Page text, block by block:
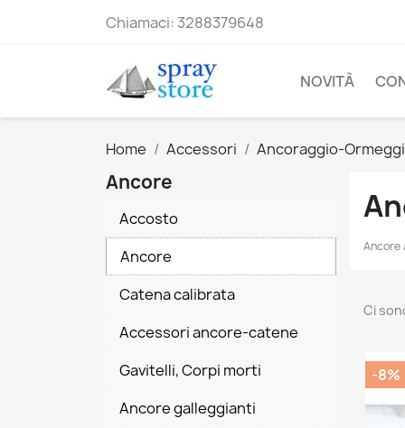
Chiamaci: 3288379648
NOVITÀ
Home Accessori Ancoraggio-
Ancore
Accosto
Ancore
Catena calibrata
Accessori ancore-catene
Gavitelli, Corpi morti
Ancore galleggianti
Ancore
Ci
-8%